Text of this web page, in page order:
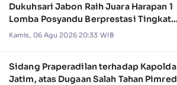
Dukuhsari Jabon Raih Juara Harapan 1
Lomba Posyandu Berprestasi Tingkat
Jawa Timur 2026
Kamis, 06 Agu 2026 20:33 WIB
Sidang Praperadilan terhadap Kapolda
Jatim, atas Dugaan Salah Tahan Pimred